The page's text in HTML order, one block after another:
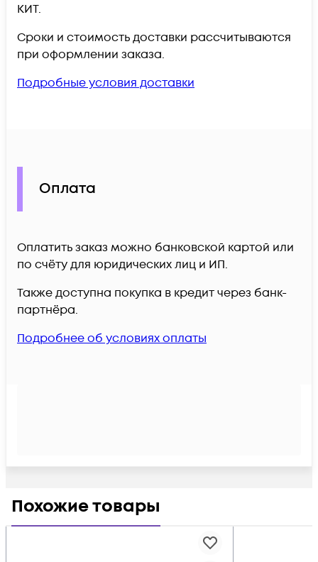
КИТ.
Сроки и стоимость доставки рассчитываются
при оформлении заказа.
Подробные условия доставки
Оплата
Оплатить заказ можно банковской картой или
по счёту для юридических лиц и ИП.
Также доступна покупка в кредит через банк-
партнёра.
Подробнее об условиях оплаты
Похожие товары